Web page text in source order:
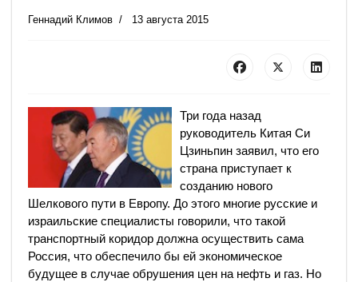
Геннадий Климов 13 августа 2015
Три года назад
руководитель Китая Си
Цзиньпин заявил, что его
страна приступает к
созданию нового
Шелкового пути в Европу. До этого многие русские и
израильские специалисты говорили, что такой
транспортный коридор должна осуществить сама
Россия, что обеспечило бы ей экономическое
будущее в случае обрушения цен на нефть и газ. Но